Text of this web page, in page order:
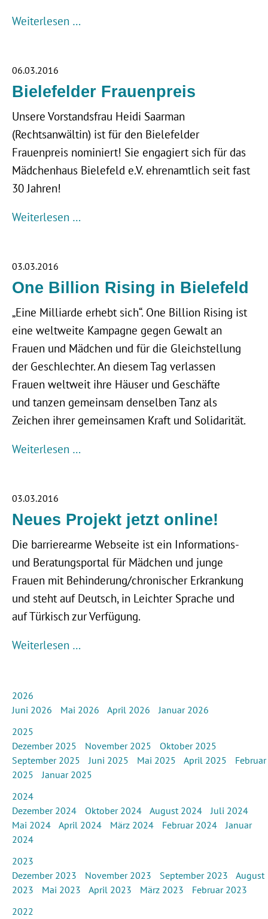
Weiterlesen …
06.03.2016
Bielefelder Frauenpreis
Unsere Vorstandsfrau Heidi Saarman
(Rechtsanwältin) ist für den Bielefelder
Frauenpreis nominiert! Sie engagiert sich für das
Mädchenhaus Bielefeld e.V. ehrenamtlich seit fast
30 Jahren!
Weiterlesen …
03.03.2016
One Billion Rising in Bielefeld
„Eine Milliarde erhebt sich“. One Billion Rising ist
eine weltweite Kampagne gegen Gewalt an
Frauen und Mädchen und für die Gleichstellung
der Geschlechter. An diesem Tag verlassen
Frauen weltweit ihre Häuser und Geschäfte
und tanzen gemeinsam denselben Tanz als
Zeichen ihrer gemeinsamen Kraft und Solidarität.
Weiterlesen …
03.03.2016
Neues Projekt jetzt online!
Die barrierearme Webseite ist ein Informations-
und Beratungsportal für Mädchen und junge
Frauen mit Behinderung/chronischer Erkrankung
und steht auf Deutsch, in Leichter Sprache und
auf Türkisch zur Verfügung.
Weiterlesen …
2026
Juni 2026
Mai 2026 April 2026
Januar 2026
2025
Dezember 2025
November 2025
Oktober 2025
September 2025
Juni 2025 Mai 2025 April 2025
Februar
2025
Januar 2025
2024
Dezember 2024
Oktober 2024 August 2024
Juli 2024
Mai 2024
April 2024 März 2024 Februar 2024
Januar
2024
2023
Dezember 2023
November 2023 September 2023
August
2023
Mai 2023 April 2023 März 2023
Februar 2023
2022